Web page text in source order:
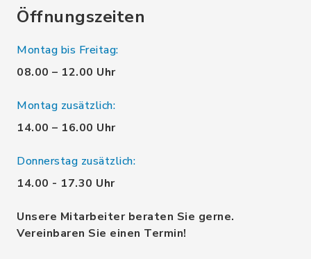
Öffnungszeiten
Montag bis Freitag:
08.00 – 12.00 Uhr
Montag zusätzlich:
14.00 – 16.00 Uhr
Donnerstag zusätzlich:
14.00 - 17.30 Uhr
Unsere Mitarbeiter beraten Sie gerne.
Vereinbaren Sie einen Termin!